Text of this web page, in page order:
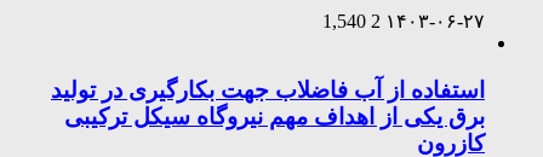
۱۴۰۳-۰۶-۲۷ 2
1,540
استفاده از آب فاضلاب جهت بکارگیری در تولید
برق یکی از اهداف مهم نیروگاه سیکل ترکیبی
کازرون